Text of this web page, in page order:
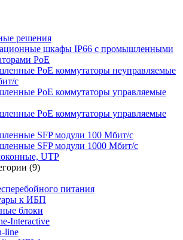
решения
шкафы IP66 c промышленными
PoE
PoE коммутаторы неуправляемые
с
PoE коммутаторы управляемые
PoE коммутаторы управляемые
SFP модули 100 Мбит/c
SFP модули 1000 Мбит/c
UTP
(9)
питания
к ИБП
блоки
Interactive
line